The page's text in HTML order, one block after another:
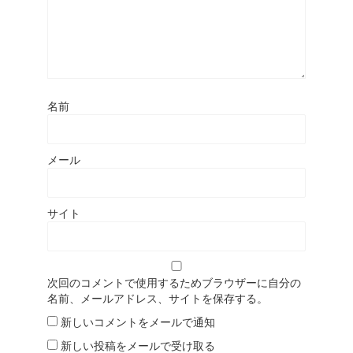
名前
メール
サイト
次回のコメントで使用するためブラウザーに自分の
名前、メールアドレス、サイトを保存する。
新しいコメントをメールで通知
新しい投稿をメールで受け取る